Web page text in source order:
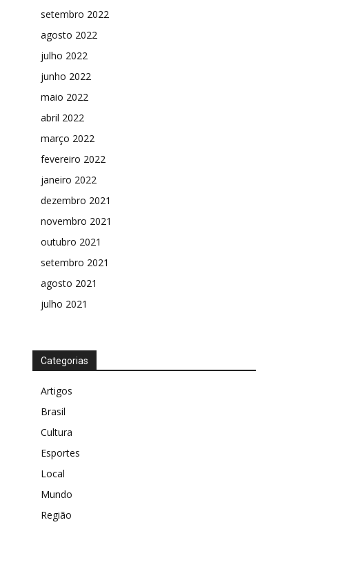
setembro 2022
agosto 2022
julho 2022
junho 2022
maio 2022
abril 2022
março 2022
fevereiro 2022
janeiro 2022
dezembro 2021
novembro 2021
outubro 2021
setembro 2021
agosto 2021
julho 2021
Categorias
Artigos
Brasil
Cultura
Esportes
Local
Mundo
Região